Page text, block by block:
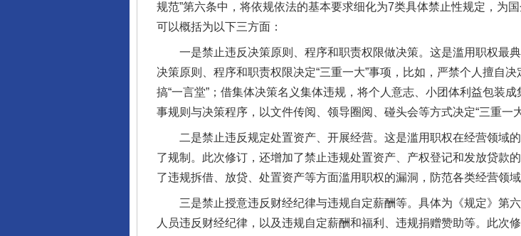
规范”第六条中，将依规依法的基本要求细化为7类具体禁止性规定，为
可以概括为以下三方面：
一是禁止违反决策原则、程序和职责权限做决策。这是滥用职权最
决策原则、程序和职责权限决定“三重一大”事项，比如，严禁个人擅自
搞“一言堂”；借集体决策名义集体违规，将个人意志、小团体利益包装
事规则与决策程序，以文件传阅、领导圈阅、碰头会等方式决定“三重一
二是禁止违反规定处置资产、开展经营。这是滥用职权在经营领域
了规制。此次修订，还增加了禁止违规处置资产、产权登记和发放贷款
了违规拆借、放贷、处置资产等方面滥用职权的漏洞，防范各类经营领
三是禁止授意违反财经纪律与违规自定薪酬等。具体为《规定》第
人员违反财经纪律，以及违规自定薪酬和福利、违规捐赠赞助等。此次